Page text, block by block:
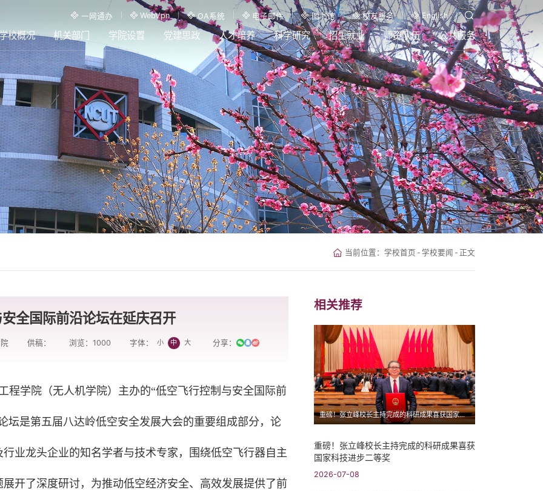
一网通办 WebVpn OA系统 电子邮件 图书馆 校友服务 English
校概况 机关部门 学院设置 党建思政 人才培养 科学研究 招生就业 师资队伍 公共服务
当前位置： 学校首页 - 学校要闻 - 正文
全国际前沿论坛在延庆召开
供稿： 浏览：1000 字体： 小 中 大 分享：
程学院（无人机学院）主办的“低空飞行控制与安全国际前
坛是第五届八达岭低空安全发展大会的重要组成部分，论
业龙头企业的知名学者与技术专家，围绕低空飞行器自主
开了深度研讨，为推动低空经济安全、高效发展提供了前
相关推荐
重磅！张立峰校长主持完成的科研成果喜获国家科技进步二等奖
重磅！张立峰校长主持完成的科研成果喜获
国家科技进步二等奖
2026-07-08